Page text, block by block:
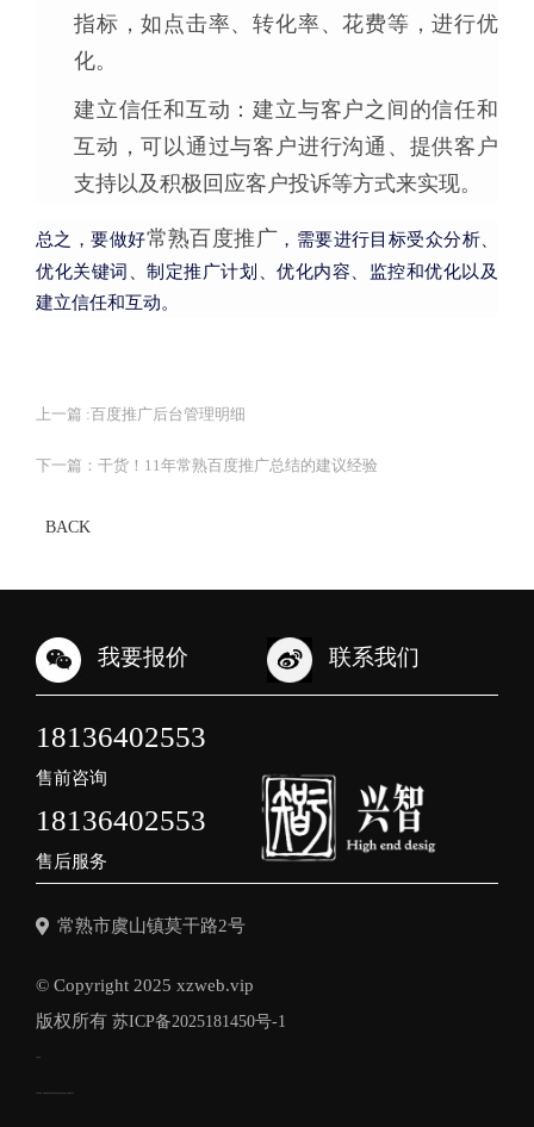
指标，如点击率、转化率、花费等，进行优
化。
建立信任和互动：建立与客户之间的信任和
互动，可以通过与客户进行沟通、提供客户
支持以及积极回应客户投诉等方式来实现。
总之，要做好常熟百度推广 ，需要进行目标受众分析、
优化关键词、制定推广计划、优化内容、监控和优化以及
建立信任和互动。
上一篇 : 百度推广后台管理明细
下一篇： 干货！11年常熟百度推广总结的建议经验
BACK
我要报价 联系我们
18136402553
售前咨询
18136402553
售后服务
常熟市虞山镇莫干路2号
© Copyright 2025 xzweb.vip
版权所有 苏ICP备2025181450号-1